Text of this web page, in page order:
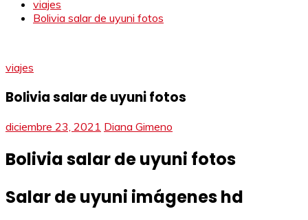
viajes
Bolivia salar de uyuni fotos
viajes
Bolivia salar de uyuni fotos
diciembre 23, 2021 Diana Gimeno
Bolivia salar de uyuni fotos
Salar de uyuni imágenes hd